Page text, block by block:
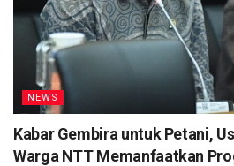
NEWS
Kabar Gembira untuk Petani,
Warga NTT Memanfaatkan